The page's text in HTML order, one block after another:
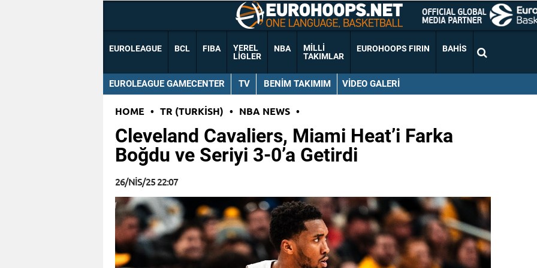
EUROLEAGUE BCL FIBA
YEREL
LIGLER
NBA
MILLI
TAKIMLAR
EUROHOOPS FIRIN BAHIS
EUROLEAGUE GAMECENTER TV BENIM TAKIMIM VIDEO GALERI
HOME • TR (TURKISH) • NBA NEWS •
Cleveland Cavaliers, Miami Heat’i Farka
Boğdu ve Seriyi 3-0’a Getirdi
26/NIS/25 22:07